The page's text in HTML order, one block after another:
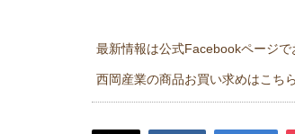
最新情報は公式Facebookページ
西岡産業の商品お買い求めはこち